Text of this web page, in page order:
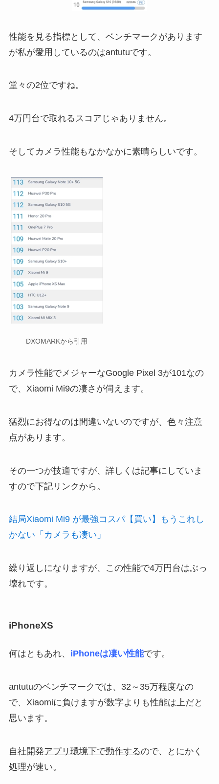
性能を見る指標として、ベンチマークがあります
が私が愛用しているのはantutuです。
堂々の2位ですね。
4万円台で取れるスコアじゃありません。
そしてカメラ性能もなかなかに素晴らしいです。
DXOMARKから引用
カメラ性能でメジャーなGoogle Pixel 3が101なの
で、Xiaomi Mi9の凄さが伺えます。
猛烈にお得なのは間違いないのですが、色々注意
点があります。
その一つが技適ですが、詳しくは記事にしていま
すので下記リンクから。
結局Xiaomi Mi9 が最強コスパ【買い】もうこれし
かない「カメラも凄い」
繰り返しになりますが、この性能で4万円台はぶっ
壊れです。
iPhoneXS
何はともあれ、 iPhoneは凄い性能です。
antutuのベンチマークでは、32～35万程度なの
で、Xiaomiに負けますが数字よりも性能は上だと
思います。
自社開発アプリ環境下で動作するので、とにかく
処理が速い。